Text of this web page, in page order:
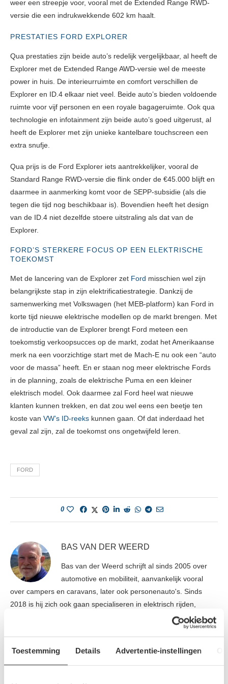
Toestemming Details Advertentie-instellingen
weer een streepje voor, vooral met de Extended Range RWD-
versie die een indrukwekkende 602 km haalt.
PRESTATIES FORD EXPLORER
Qua prestaties zijn beide auto’s redelijk vergelijkbaar, al heeft de
Explorer met de Extended Range AWD-versie wel de meeste
power in huis. De interieurruimte en comfort verschillen de
Explorer en ID.4 elkaar niet veel. Beide auto’s bieden voldoende
ruimte voor vijf personen en een royale bagageruimte. Ook qua
technologie en infotainment zijn beide auto’s goed uitgerust, al
heeft de Explorer met zijn unieke kantelbare touchscreen een
extra snufje.
Qua prijs is de Ford Explorer iets aantrekkelijker, vooral de
Standard Range RWD-versie die flink onder de €45.000 blijft en
daarmee in aanmerking komt voor de SEPP-subsidie (als die
tegen die tijd nog beschikbaar is). Bovendien heeft het design
van de ID.4 niet dezelfde stoere uitstraling als dat van de
Explorer.
FORD’S STERKERE FOCUS OP EEN ELEKTRISCHE
TOEKOMST
Met de lancering van de Explorer zet Ford misschien wel zijn
belangrijkste stap in zijn elektrificatiestrategie. Dankzij de
samenwerking met Volkswagen (het MEB-platform) kan Ford in
korte tijd nieuwe elektrische modellen op de markt brengen. Met
de introductie van de Explorer brengt Ford meteen een
toekomstig verkoopsucces op de markt, zodat het Amerikaanse
merk na een voorzichtige start met de Mach-E nu ook een “auto
voor de massa” heeft. En er staan nog meer elektrische Fords
in de planning, zoals de elektrische Puma en een kleiner
elektrisch model. Ook daarmee zal Ford heel wat nieuwe
klanten kunnen trekken, en dat zou wel eens een beetje ten
koste van VW’s ID-reeks kunnen gaan. Of dat inderdaad het
geval zal zijn, zal de toekomst ons ongetwijfeld leren.
FORD
0
BAS VAN DER WEERD
Bas van der Weerd schrijft al sinds 2005 over
automotive en mobiliteit, aanvankelijk vooral
over campers en caravans, later ook personenauto's. Sinds
2018 is hij zich ook gaan specialiseren in elektrisch rijden,
duurzame mobiliteit en de energietransitie. Bas volgt de
ontwikkelingen op de voet en combineert praktijkervaring met
beschikt over het certificaat Sustainable Mobility van IVA
Driebergen. Volgens Bas gaat goede journalistiek verder dan